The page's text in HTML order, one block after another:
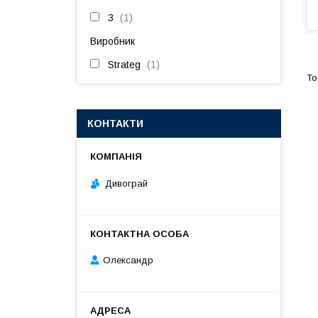
3 1
Виробник
Strateg 1
КОНТАКТИ
Дивограй
Олександр